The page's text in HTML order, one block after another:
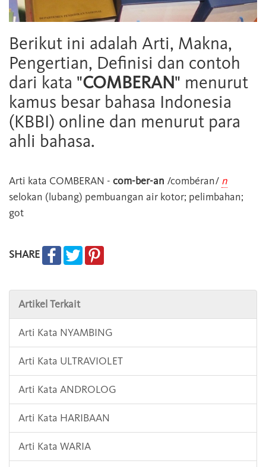
Berikut ini adalah Arti, Makna,
Pengertian, Definisi dan contoh
dari kata "COMBERAN" menurut
kamus besar bahasa Indonesia
(KBBI) online dan menurut para
ahli bahasa.
Arti kata COMBERAN - com-ber-an /combéran/ n
selokan (lubang) pembuangan air kotor; pelimbahan;
got
SHARE
Artikel Terkait
Arti Kata NYAMBING
Arti Kata ULTRAVIOLET
Arti Kata ANDROLOG
Arti Kata HARIBAAN
Arti Kata WARIA